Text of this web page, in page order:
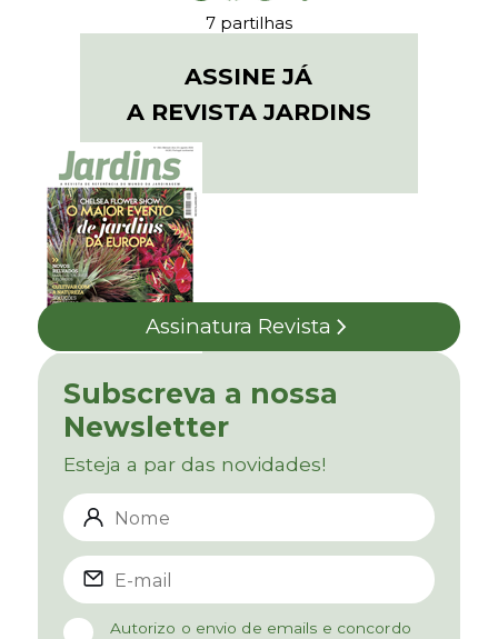
7 partilhas
ASSINE JÁ
A REVISTA JARDINS
Assinatura Revista
Subscreva a nossa
Newsletter
Esteja a par das novidades!
Autorizo o envio de emails e concordo